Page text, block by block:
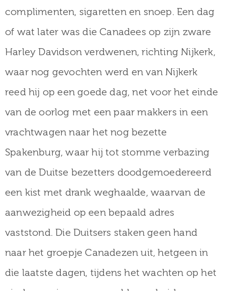
complimenten, sigaretten en snoep. Een dag
of wat later was die Canadees op zijn zware
Harley Davidson verdwenen, richting Nijkerk,
waar nog gevochten werd en van Nijkerk
reed hij op een goede dag, net voor het einde
van de oorlog met een paar makkers in een
vrachtwagen naar het nog bezette
Spakenburg, waar hij tot stomme verbazing
van de Duitse bezetters doodgemoedereerd
een kist met drank weghaalde, waarvan de
aanwezigheid op een bepaald adres
vaststond. Die Duitsers staken geen hand
naar het groepje Canadezen uit, hetgeen in
die laatste dagen, tijdens het wachten op het